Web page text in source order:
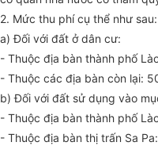
2. Mức thu phí cụ thể như sau:
a) Đối với đất ở dân cư:
- Thuộc địa bàn thành phố
- Thuộc các địa bàn còn lại:
b) Đối với đất sử dụng vào
- Thuộc địa bàn thành phố
- Thuộc địa bàn thị trấn Sa